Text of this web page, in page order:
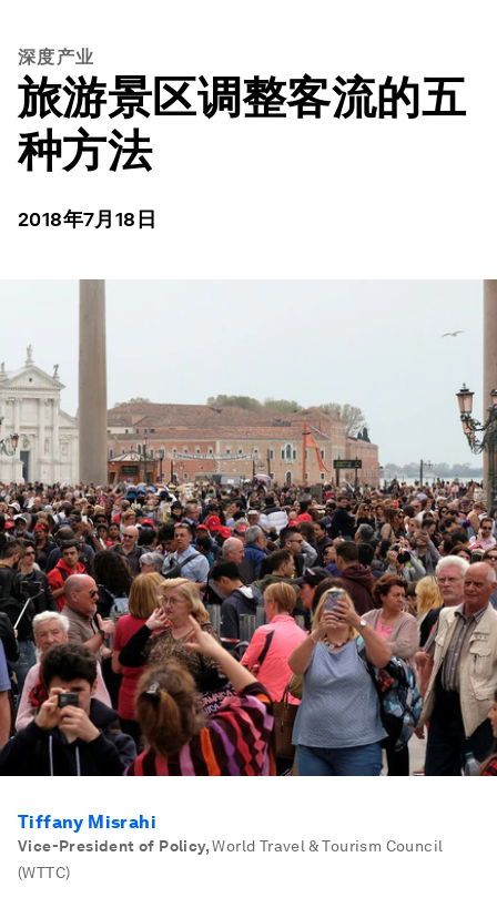
深度产业
旅游景区调整客流的五
种方法
2018年7月18日
Tiffany Misrahi
Vice-President of Policy, World Travel & Tourism Council
(WTTC)